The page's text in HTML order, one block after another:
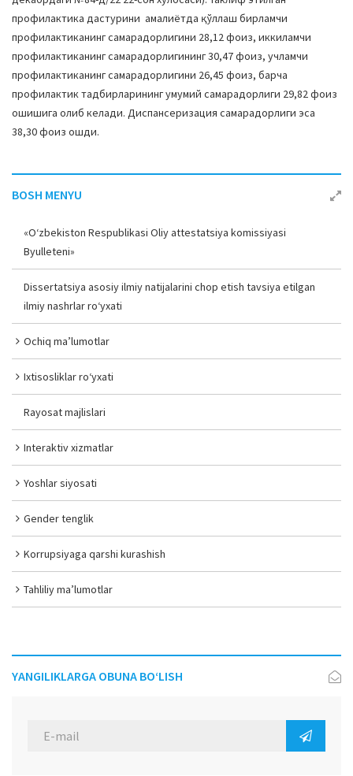
профилактика дастурини амалиётда қўллаш бирламчи
профилактиканинг самарадорлигини 28,12 фоиз, иккиламчи
профилактиканинг самарадорлигининг 30,47 фоиз, учламчи
профилактиканинг самарадорлигини 26,45 фоиз, барча
профилактик тадбирларининг умумий самарадорлиги 29,82 фоиз
ошишига олиб келади. Диспансеризация самарадорлиги эса
38,30 фоиз ошди.
BOSH MENYU
«O‘zbekiston Respublikasi Oliy attestatsiya komissiyasi
Byulleteni»
Dissertatsiya asosiy ilmiy natijalarini chop etish tavsiya etilgan
ilmiy nashrlar ro‘yxati
Ochiq ma’lumotlar
Ixtisosliklar ro‘yxati
Rayosat majlislari
Interaktiv xizmatlar
Yoshlar siyosati
Gender tenglik
Korrupsiyaga qarshi kurashish
Tahliliy ma’lumotlar
YANGILIKLARGA OBUNA BO‘LISH